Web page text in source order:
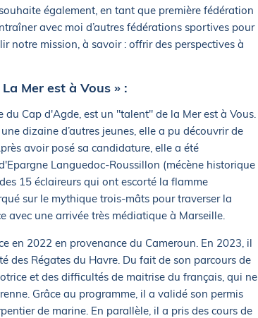
également, en tant que première fédération
avec moi d’autres fédérations sportives pour
notre mission, à savoir : offrir des perspectives à
Mer est à Vous » :
du Cap d'Agde, est un "talent" de la Mer est à Vous.
dizaine d’autres jeunes, elle a pu découvrir de
avoir posé sa candidature, elle a été
Languedoc-Roussillon (mécène historique
15 éclaireurs qui ont escorté la flamme
sur le mythique trois-mâts pour traverser la
avec une arrivée très médiatique à Marseille.
en 2022 en provenance du Cameroun. En 2023, il
des Régates du Havre. Du fait de son parcours de
et des difficultés de maitrise du français, qui ne
Grâce au programme, il a validé son permis
de marine. En parallèle, il a pris des cours de